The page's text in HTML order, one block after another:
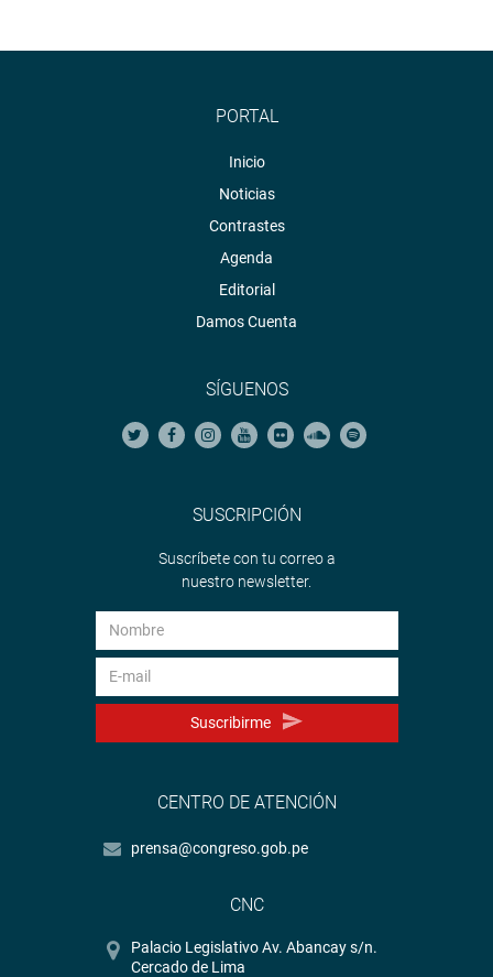
PORTAL
Inicio
Noticias
Contrastes
Agenda
Editorial
Damos Cuenta
SÍGUENOS
SUSCRIPCIÓN
Suscríbete con tu correo a
nuestro newsletter.
Suscribirme
CENTRO DE ATENCIÓN
prensa@congreso.gob.pe
CNC
Palacio Legislativo Av. Abancay s/n.
Cercado de Lima